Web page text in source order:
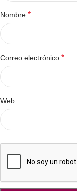
Nombre *
Correo electrónico *
Web